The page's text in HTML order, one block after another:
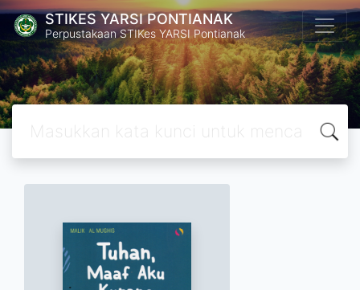
STIKES YARSI PONTIANAK
Perpustakaan STIKes YARSI Pontianak